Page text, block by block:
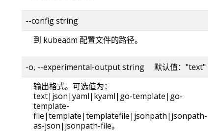
--config string
到 kubeadm 配置文件的路径。
-o, --experimental-output string 默认值："text"
输出格式。可选值为：
text|json|yaml|kyaml|go-template|go-
template-
file|template|templatefile|jsonpath|jsonpath-
as-json|jsonpath-file。